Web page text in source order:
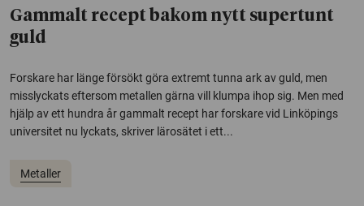
Gammalt recept bakom nytt supertunt
guld
Forskare har länge försökt göra extremt tunna ark av guld, men
misslyckats eftersom metallen gärna vill klumpa ihop sig. Men med
hjälp av ett hundra år gammalt recept har forskare vid Linköpings
universitet nu lyckats, skriver lärosätet i ett...
Metaller